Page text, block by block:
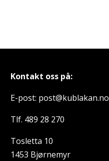
Kontakt oss på:
E-post: post@kublakan.no
Tlf. 489 28 270
Tosletta 10
1453 Bjørnemyr